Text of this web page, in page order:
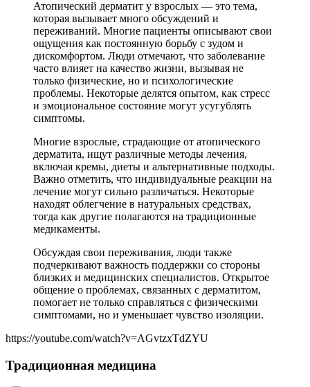
Атопический дерматит у взрослых — это тема,
которая вызывает много обсуждений и
переживаний. Многие пациенты описывают свои
ощущения как постоянную борьбу с зудом и
дискомфортом. Люди отмечают, что заболевание
часто влияет на качество жизни, вызывая не
только физические, но и психологические
проблемы. Некоторые делятся опытом, как стресс
и эмоциональное состояние могут усугублять
симптомы.
Многие взрослые, страдающие от атопического
дерматита, ищут различные методы лечения,
включая кремы, диеты и альтернативные подходы.
Важно отметить, что индивидуальные реакции на
лечение могут сильно различаться. Некоторые
находят облегчение в натуральных средствах,
тогда как другие полагаются на традиционные
медикаменты.
Обсуждая свои переживания, люди также
подчеркивают важность поддержки со стороны
близких и медицинских специалистов. Открытое
общение о проблемах, связанных с дерматитом,
помогает не только справляться с физическими
симптомами, но и уменьшает чувство изоляции.
https://youtube.com/watch?v=AGvtzxTdZYU
Традиционная медицина